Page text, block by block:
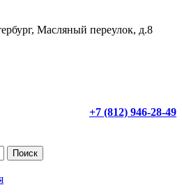
Масляный переулок, д.8
+7 (812) 946-28-49
Поиск